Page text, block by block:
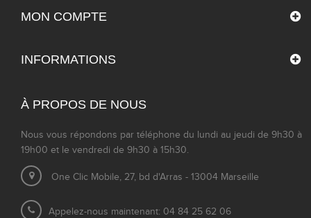
MON COMPTE
INFORMATIONS
À PROPOS DE NOUS
Nous vous répondons par téléphone du lundi au jeudi de 9h30 à
19h00 et le vendredi de 9h30 à 15h30.
One Clic Mobile, 27, bd d'Arras - 13004 Marseille
Appelez-nous maintenant: 04 84 25 62 06